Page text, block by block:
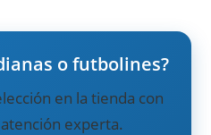
o futbolines?
en la tienda con
experta.